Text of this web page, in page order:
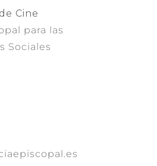
Cine
para las
Sociales